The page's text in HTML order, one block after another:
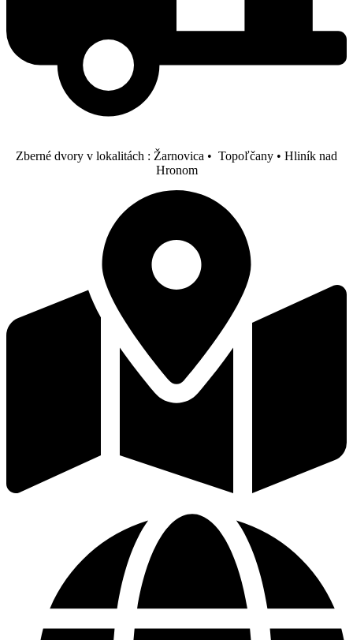
Zberné dvory v lokalitách : Žarnovica • Topoľčany • Hliník nad
Hronom